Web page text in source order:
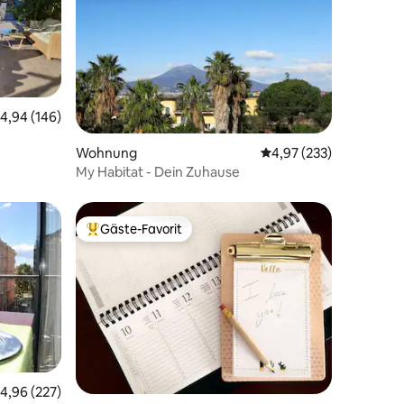
Bewertung: 4,94 von 5, 146 Bewertungen
4,94 (146)
Wohnung Durchschnittliche
4,97 (233)
My Habitat - Dein Zuhause
Bewertungen Bewertung: 4,96 von 5, 227 Bewertungen
4,96 (227)
Beliebter Gäste-Favorit.
Gäste-Favorit